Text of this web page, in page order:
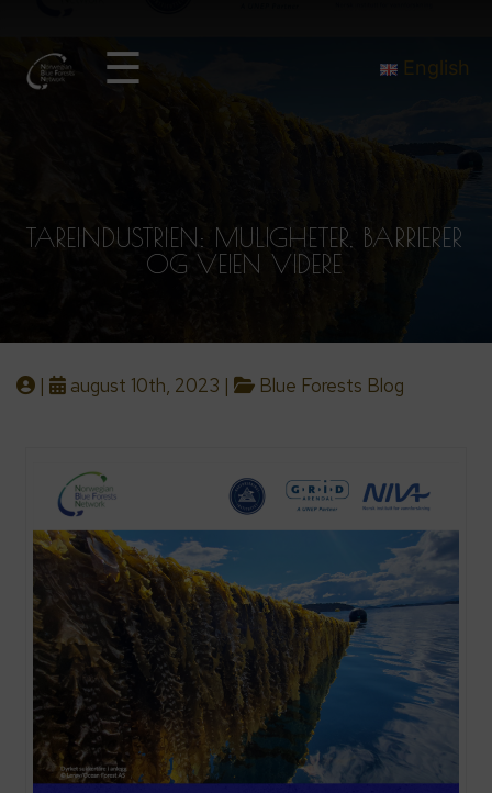
☰ English
TAREINDUSTRIEN: MULIGHETER, BARRIERER
OG VEIEN VIDERE
| august 10th, 2023 | Blue Forests Blog